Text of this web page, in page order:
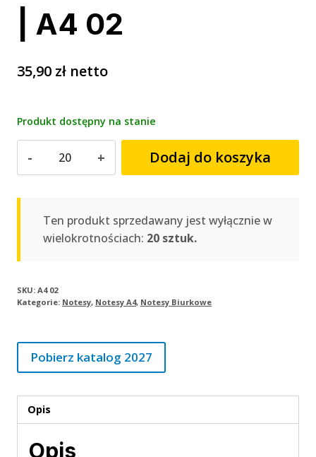
| A4 02
35,90 zł netto
Produkt dostępny na stanie
szyty
gumką
A4
02
Dodaj do koszyka
Ten produkt sprzedawany jest wyłącznie w
wielokrotnościach: 20 sztuk.
SKU: A4 02
Kategorie: Notesy, Notesy A4, Notesy Biurkowe
Pobierz katalog 2027
Opis
Opis